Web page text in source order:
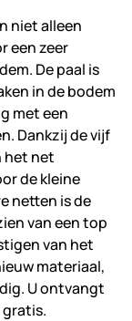
niet alleen
een zeer
De paal is
in de bodem
met een
Dankzij de vijf
het net
de kleine
netten is de
van een top
van het
materiaal,
U ontvangt